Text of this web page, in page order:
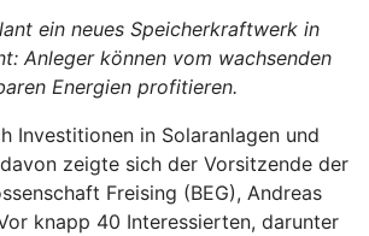
ein neues Speicherkraftwerk in
Anleger können vom wachsenden
Energien profitieren.
Investitionen in Solaranlagen und
zeigte sich der Vorsitzende der
Freising (BEG), Andreas
knapp 40 Interessierten, darunter